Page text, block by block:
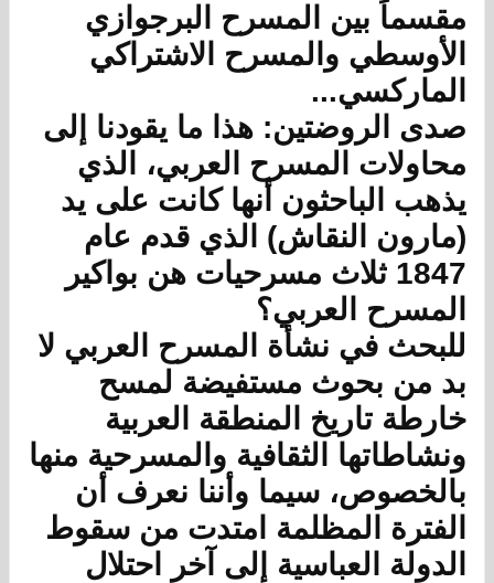
مقسماً بين المسرح البرجوازي
الأوسطي والمسرح الاشتراكي
الماركسي...
صدى الروضتين: هذا ما يقودنا إلى
محاولات المسرح العربي، الذي
يذهب الباحثون أنها كانت على يد
(مارون النقاش) الذي قدم عام
1847 ثلاث مسرحيات هن بواكير
المسرح العربي؟
للبحث في نشأة المسرح العربي لا
بد من بحوث مستفيضة لمسح
خارطة تاريخ المنطقة العربية
ونشاطاتها الثقافية والمسرحية منها
بالخصوص، سيما وأننا نعرف أن
الفترة المظلمة امتدت من سقوط
الدولة العباسية إلى آخر احتلال